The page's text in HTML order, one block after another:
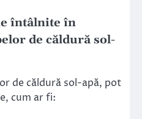
întâlnite în
de căldură sol-
de căldură sol-apă, pot
cum ar fi: